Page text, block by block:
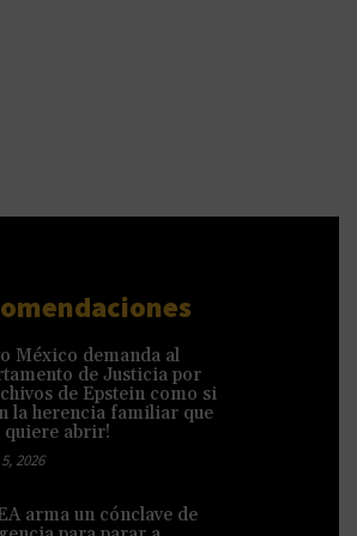
México demanda al
de Justicia por
de Epstein como si
la herencia familiar que
quiere abrir!
2026
arma un cónclave de